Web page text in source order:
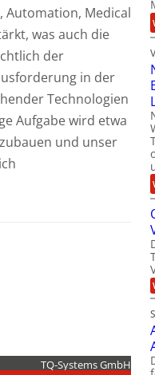
Automation, Medical
was auch die
der
in der
Technologien
Aufgabe wird etwa
und unser
TQ-Systems GmbH